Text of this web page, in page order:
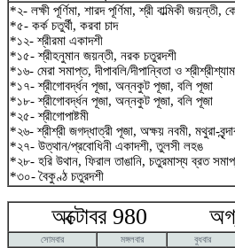
*২- লক্ষী পূর্ণিমা, শারদ পূর্ণিমা, শ্রী বাল্মিকী
*৫- কর্ক চতুর্থী, করবা চাদ
*১২- শ্রীরমা একাদশী
*১৫- শ্রীহনুমান জয়ন্তী, নরক চতুরদশী
*১৬- মেরা সমাপ্ত, দীপাবলি/দীপান্বিতা ও
*১৭- শ্রীগোবর্দ্ধন পূজা, অন্নকুট পূজা, বলি পূজা
*১৮- শ্রীগোবর্দ্ধন পূজা, অন্নকুট পূজা, বলি পূজা
*২৫- শ্রীগোপাষ্টমী
*২৬- শ্রীশ্রী জগদ্ধাত্রী পূজা, অক্ষয় নবমী, মথুরা-
*২৭- উত্থান/প্রবোধিনী একাদশী, তুলসী লহঙ
*২৮- হরি উথান, ফিরাল তাঙানি, চতুরমাস্য ব্রত
*৩০- বৈকুণ্ঠ চতুরদশী
অক্টোবর 980
সোমবার মঙ্গলবার বুধবার